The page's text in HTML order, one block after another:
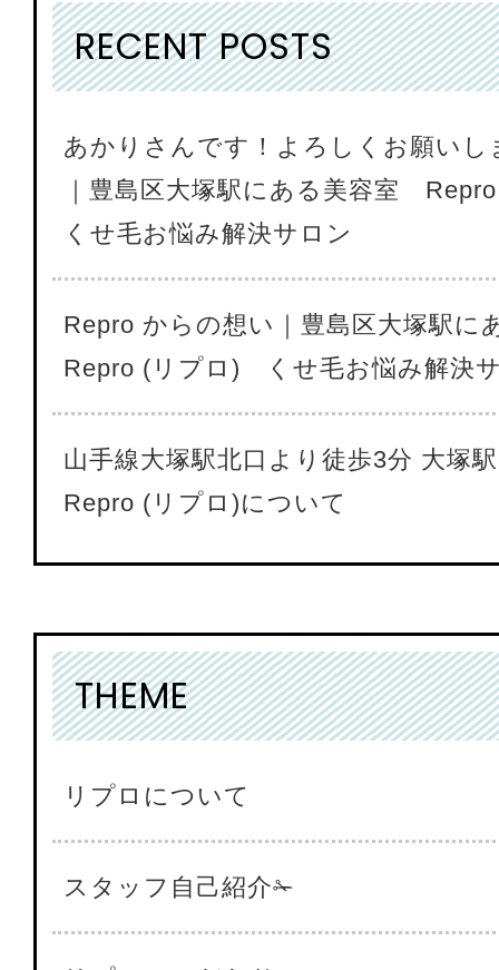
RECENT POSTS
あかりさんです！よろしくお願いし
｜豊島区大塚駅にある美容室
くせ毛お悩み解決サロン
Repro からの想い｜豊島区大塚駅
Repro (リプロ) くせ毛お悩み解決
山手線大塚駅北口より徒歩3分 大塚
Repro (リプロ)について
THEME
リプロについて
スタッフ自己紹介✁